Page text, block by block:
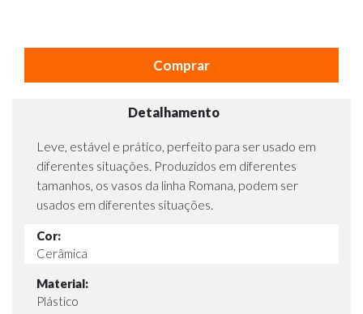
Comprar
Detalhamento
Leve, estável e prático, perfeito para ser usado em
diferentes situações. Produzidos em diferentes
tamanhos, os vasos da linha Romana, podem ser
usados em diferentes situações.
Cor:
Cerâmica
Material:
Plástico